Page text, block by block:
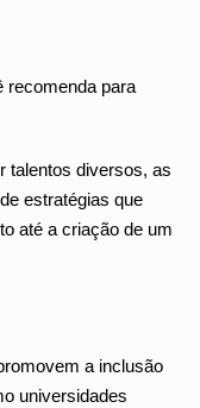
recomenda para
talentos diversos, as
estratégias que
até a criação de um
a inclusão
universidades